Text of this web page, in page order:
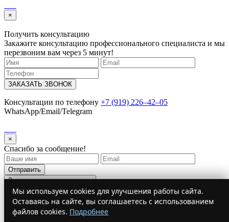
Мы используем cookies для улучшения работы сайта.
Оставаясь на сайте, вы соглашаетесь с использованием
файлов cookies. Подробнее
×
Получить консультацию
Закажите консультацию профессионального специалиста и мы
перезвоним вам через 5 минут!
ЗАКАЗАТЬ ЗВОНОК
Консультации по телефону +7 (919) 226‒42‒05
WhatsApp/Email/Telegram
×
Спасибо за сообщение!
Отправить
Запустить модальное окно
подпишись на наш телеграм канал
Новости Immigration Expert